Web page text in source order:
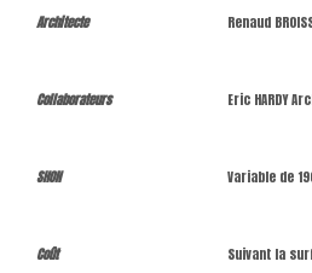
Architecte Renaud
Collaborateurs Eric HARDY
SHON Variable de
Coût Suivant la